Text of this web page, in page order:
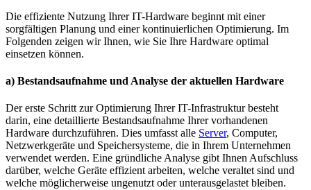
Die effiziente Nutzung Ihrer IT-Hardware beginnt mit einer
sorgfältigen Planung und einer kontinuierlichen Optimierung. Im
Folgenden zeigen wir Ihnen, wie Sie Ihre Hardware optimal
einsetzen können.
a) Bestandsaufnahme und Analyse der aktuellen Hardware
Der erste Schritt zur Optimierung Ihrer IT-Infrastruktur besteht
darin, eine detaillierte Bestandsaufnahme Ihrer vorhandenen
Hardware durchzuführen. Dies umfasst alle Server, Computer,
Netzwerkgeräte und Speichersysteme, die in Ihrem Unternehmen
verwendet werden. Eine gründliche Analyse gibt Ihnen Aufschluss
darüber, welche Geräte effizient arbeiten, welche veraltet sind und
welche möglicherweise ungenutzt oder unterausgelastet bleiben.